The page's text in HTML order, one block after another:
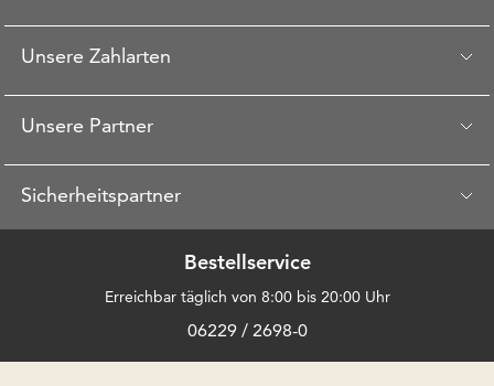
Unsere Zahlarten
Unsere Partner
Sicherheitspartner
Bestellservice
Erreichbar täglich von 8:00 bis 20:00 Uhr
06229 / 2698-0